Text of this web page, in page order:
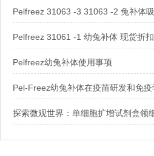
Pelfreez 31061 -1 幼兔补体 现货折扣
Pelfreez幼兔补体使用事项